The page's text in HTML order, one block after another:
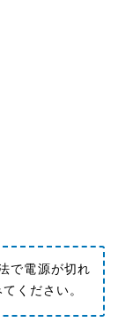
で電源が切れ
ください。